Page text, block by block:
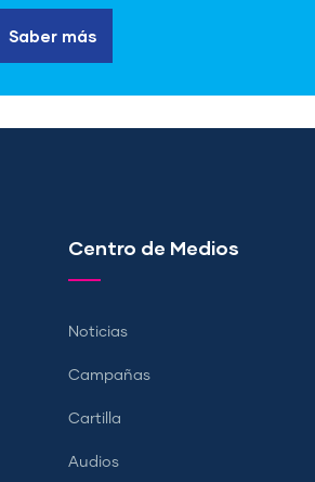
Saber más
Centro de Medios
Noticias
Campañas
Cartilla
Audios